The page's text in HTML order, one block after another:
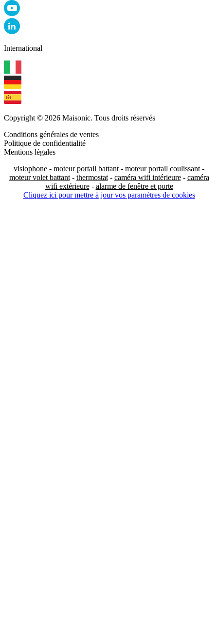
International
Copyright © 2026 Maisonic. Tous droits réservés
Conditions générales de ventes
Politique de confidentialité
Mentions légales
visiophone - moteur portail battant - moteur portail coulissant -
moteur volet battant- thermostat- caméra wifi intérieure- caméra
wifi extérieure- alarme de fenêtre et porte
Cliquez ici pour mettre à jour vos paramètres de cookies